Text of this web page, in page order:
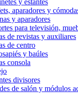
y estantes
aparadores y
y aparadores
para televisión,
de revistas y auxiliares
de centro
y baúles
consola
divisores
de salón y módulos